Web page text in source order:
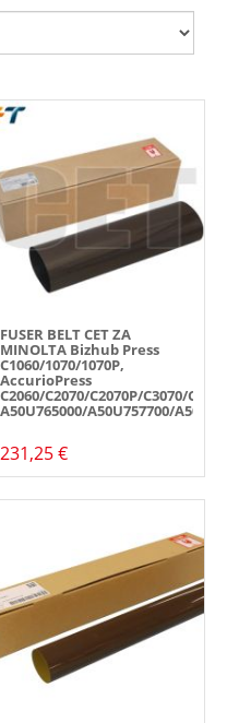
FUSER BELT CET ZA
MINOLTA Bizhub Press
C1060/1070/1070P,
AccurioPress
C2060/C2070/C2070P/C3070/
A50U765000/A50U757700/
231,25 €